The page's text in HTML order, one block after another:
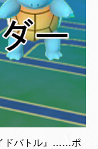
ドバトル』……ポ